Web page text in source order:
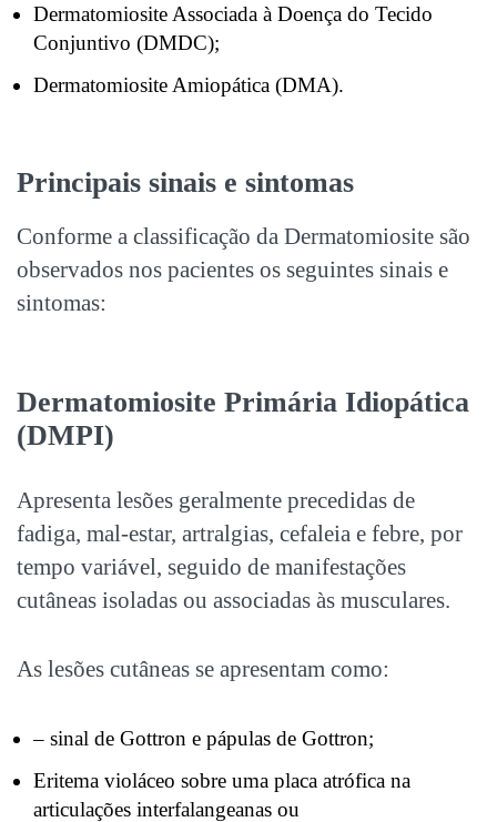
Dermatomiosite Associada à Doença do Tecido
Conjuntivo (DMDC);
Dermatomiosite Amiopática (DMA).
Principais sinais e sintomas
Conforme a classificação da Dermatomiosite são
observados nos pacientes os seguintes sinais e
sintomas:
Dermatomiosite Primária Idiopática
(DMPI)
Apresenta lesões geralmente precedidas de
fadiga, mal-estar, artralgias, cefaleia e febre, por
tempo variável, seguido de manifestações
cutâneas isoladas ou associadas às musculares.
As lesões cutâneas se apresentam como:
– sinal de Gottron e pápulas de Gottron;
Eritema violáceo sobre uma placa atrófica na
articulações interfalangeanas ou